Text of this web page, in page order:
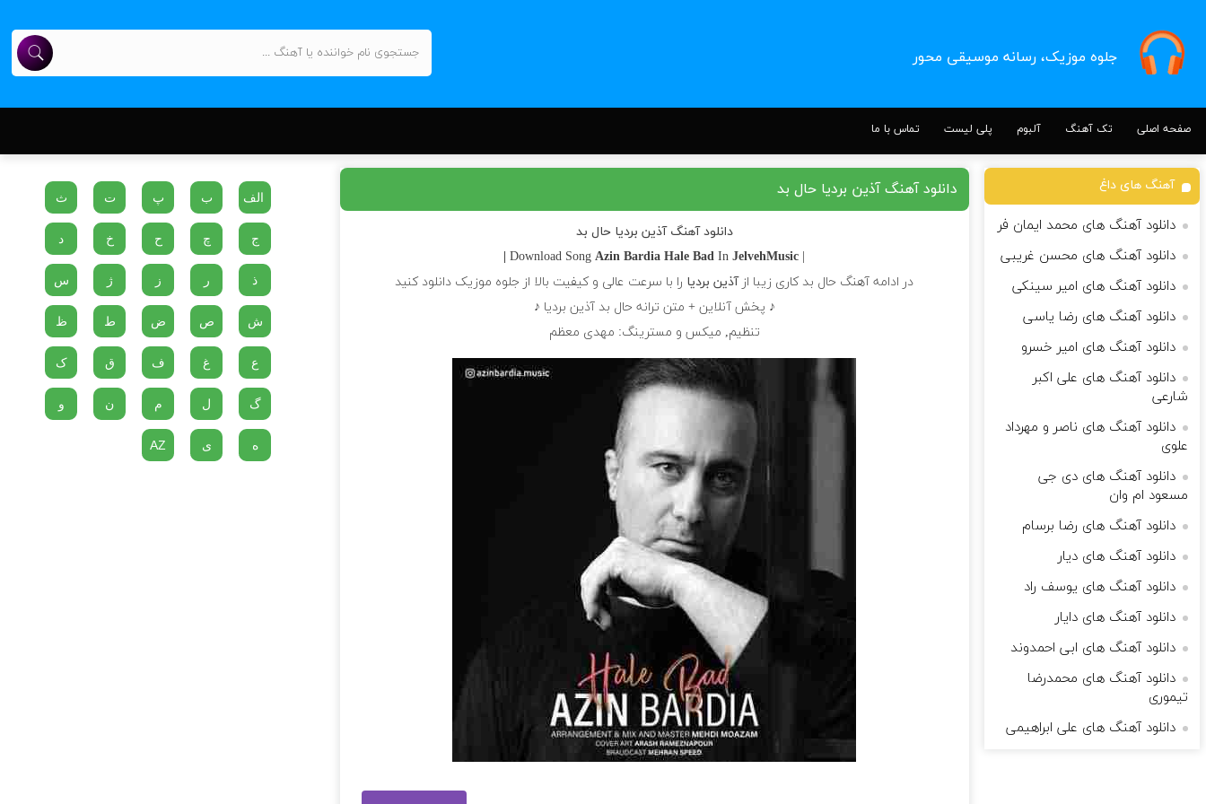
جلوه موزیک، رسانه موسیقی محور
صفحه اصلی تک آهنگ آلبوم پلی لیست تماس با ما
دانلود آهنگ آذین بردیا حال بد
دانلود آهنگ آذین بردیا حال بد
| Download Song
Azin Bardia Hale Bad InJelvehMusic |
در ادامه آهنگ حال بد کاری زیبا ازآذین بردیا را با سرعت عالی و کیفیت بالا از جلوه موزیک دانلود کنید
♪ پخش آنلاین + متن ترانه حال بد آذین بردیا ♪
تنظیم, میکس و مسترینگ: مهدی معظم
آهنگ های داغ
دانلود آهنگ های محمد ایمان فر
دانلود آهنگ های محسن غریبی
دانلود آهنگ های امیر سینکی
دانلود آهنگ های رضا یاسی
دانلود آهنگ های امیر خسرو
دانلود آهنگ های علی اکبر
شارعی
دانلود آهنگ های ناصر و مهرداد
علوی
دانلود آهنگ های دی جی
مسعود ام وان
دانلود آهنگ های رضا برسام
دانلود آهنگ های دیار
دانلود آهنگ های یوسف راد
دانلود آهنگ های دایار
دانلود آهنگ های ابی احمدوند
دانلود آهنگ های محمدرضا
تیموری
دانلود آهنگ های علی ابراهیمی
الف ب پ ت ث
ج چ ح خ د
ذ ر ز ژ س
ش ص ض ط ظ
ع غ ف ق ک
گ ل م ن و
ه ی AZ